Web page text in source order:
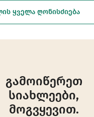
ᲧᲕᲔᲚᲐ ᲦᲝᲜᲘᲡᲫᲘᲔᲑᲐ
გამოიწერეთ
სიახლეები,
მოგვყევით.